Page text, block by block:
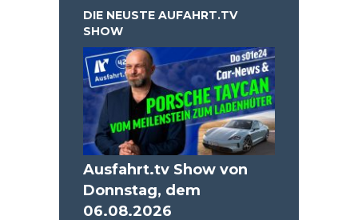
DIE NEUSTE AUFAHRT.TV
SHOW
Ausfahrt.tv Show von
Donnstag, dem
06.08.2026